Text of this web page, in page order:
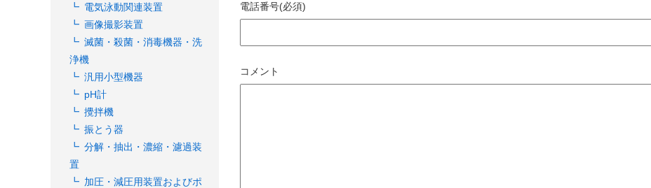
電気泳動関連装置
画像撮影装置
滅菌・殺菌・消毒機器・洗
浄機
汎用小型機器
pH計
攪拌機
振とう器
分解・抽出・濃縮・濾過装
置
加圧・減圧用装置およびポ
電話番号(必須)
コメント